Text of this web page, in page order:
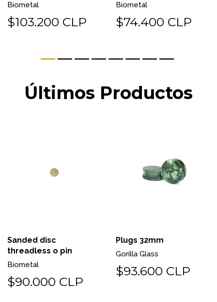
Biometal
$103.200 CLP
Biometal
$74.400 CLP
Últimos Productos
Sanded disc
threadless o pin
Biometal
$90.000 CLP
Plugs 32mm
Gorilla Glass
$93.600 CLP